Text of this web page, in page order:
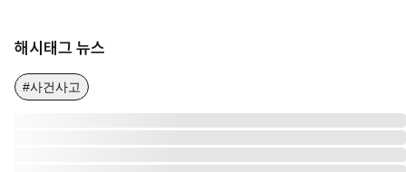
해시태그 뉴스
#사건사고